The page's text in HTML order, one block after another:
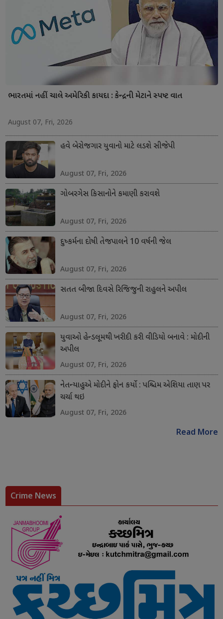
ભારતમાં નહીં ચાલે અમેરિકી કાયદા : કેન્દ્રની મેટાને સ્પષ્ટ વાત
August 07, Fri, 2026
હવે બેરોજગાર યુવાનો માટે લડશે સીજેપી
August 07, Fri, 2026
ગોબરગેસ કિસાનોને કમાણી કરાવશે
August 07, Fri, 2026
દુષ્કર્મના દોષી તેજપાલને 10 વર્ષની જેલ
August 07, Fri, 2026
સતત બીજા દિવસે રિજિજુની રાહુલને અપીલ
August 07, Fri, 2026
યુવાઓ હેન્ડલૂમથી ખરીદી કરી વીડિયો બનાવે : મોદીની
અપીલ
August 07, Fri, 2026
નેતન્યાહુએ મોદીને ફોન કર્યો : પશ્ચિમ એશિયા તાણ પર
ચર્ચા થઇ
August 07, Fri, 2026
Read More
Crime News